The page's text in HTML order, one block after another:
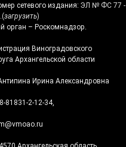
сетевого издания: ЭЛ № ФС 77 -
(загрузить)
орган – Роскомнадзор.
Виноградовского
Архангельской области
Ирина Александровна
81831-2-12-34,